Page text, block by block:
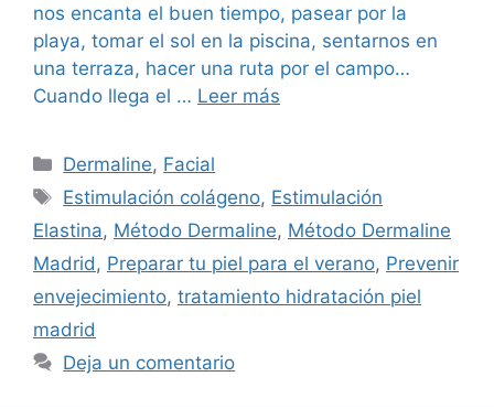
nos encanta el buen tiempo, pasear por la
playa, tomar el sol en la piscina, sentarnos en
una terraza, hacer una ruta por el campo…
Cuando llega el … Leer más
Dermaline, Facial
Estimulación colágeno, Estimulación
Elastina, Método Dermaline, Método Dermaline
Madrid , Preparar tu piel para el verano, Prevenir
envejecimiento, tratamiento hidratación piel
madrid
Deja un comentario